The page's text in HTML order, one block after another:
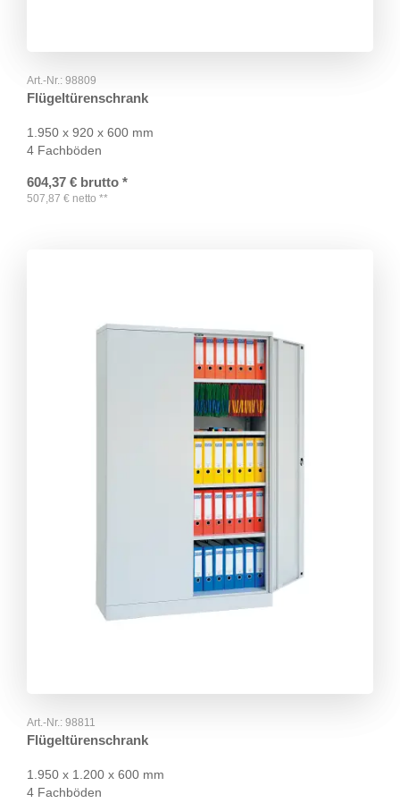
Art.-Nr.: 98809
Flügeltürenschrank
1.950 x 920 x 600 mm
4 Fachböden
604,37 € brutto *
507,87 € netto **
Art.-Nr.: 98811
Flügeltürenschrank
1.950 x 1.200 x 600 mm
4 Fachböden